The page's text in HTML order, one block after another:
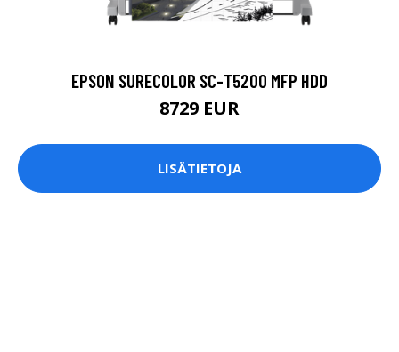
EPSON SURECOLOR SC-T5200 MFP HDD
8729 EUR
LISÄTIETOJA